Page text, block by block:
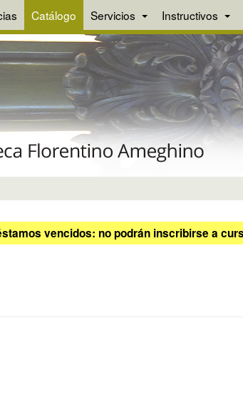
Catálogo Servicios Instructivos
vencidos: no podrán inscribirse a